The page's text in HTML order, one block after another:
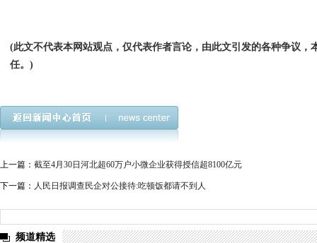
(此文不代表本网站观点，仅代表作者言论，由此文引发的各种争议，
任。)
上一篇： 截至4月30日河北超60万户小微企业获得授信超8100亿元
下一篇： 人民日报调查民企对公接待:吃顿饭都请不到人
频道精选